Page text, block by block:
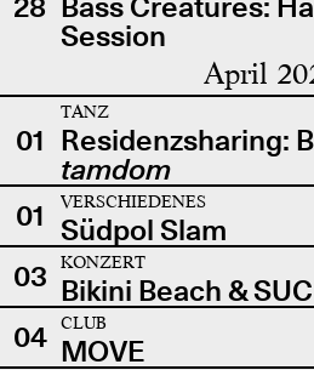
Session
April
01
TANZ
Residenzsharing:
tamdom
01
VERSCHIEDENES
Südpol Slam
03
KONZERT
Bikini Beach &
04
CLUB
MOVE